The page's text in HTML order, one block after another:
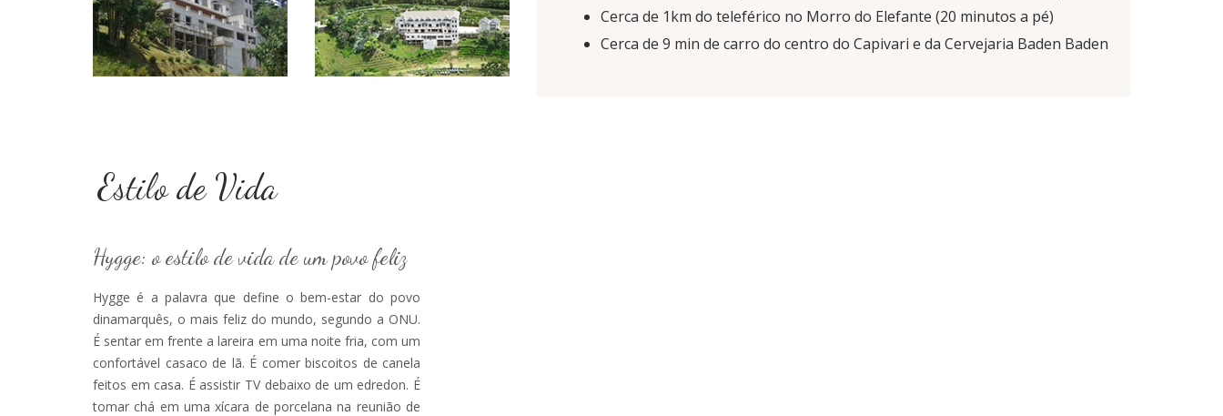
Cerca de 1km do teleférico no Morro do Elefante (20 minutos a pé)
Cerca de 9 min de carro do centro do Capivari e da Cervejaria Baden Baden
Estilo de Vida
Hygge: o estilo de vida de um povo feliz
Hygge é a palavra que define o bem-estar do povo
dinamarquês, o mais feliz do mundo, segundo a ONU.
É sentar em frente a lareira em uma noite fria, com um
confortável casaco de lã. É comer biscoitos de canela
feitos em casa. É assistir TV debaixo de um edredon. É
tomar chá em uma xícara de porcelana na reunião de